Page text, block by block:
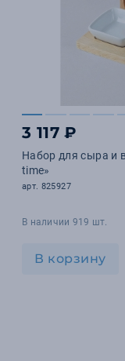
3 117 ₽
Набор для сыра и
time»
арт. 825927
В наличии 919 шт.
В корзину